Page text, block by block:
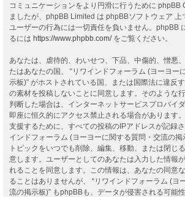
コミュニケーションをより円滑に行うために phpBB
ましたが、phpBB Limited は phpBBソフトウェア
ユーザーの行為には一切責任を負いません。phpBB
るには https://www.phpbb.com/をご覧ください。
あなたは、虐待的、わいせつ、下品、中傷的、憎悪
たはあなたの国、 “リワインドフォーラム (ヨーヨー
示板)” がホストされている国、または国際法に違反
の素材を投稿しないことに同意します。そのような
判断した場合は、インターネットサービスプロバイ
即座に恒久的にアクセス禁止される場合があります
支援するために、すべての投稿のIPアドレスが記録
インドフォーラム (ヨーヨーに関する質問・交流の掲
トピックをいつでも削除、編集、移動、または閉じ
意します。ユーザーとしてのあなたは入力した情報
れることを同意します。この情報は、あなたの同意
ることはありませんが、 “リワインドフォーラム (ヨ
流の掲示板)” もphpBBも、データが侵害される可能